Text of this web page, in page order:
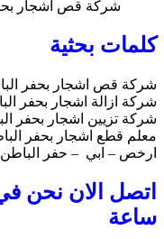
شركة قص اشجار
كلمات بحثية
شركة قص اشجار بحفر
شركة ازالة اشجار بحفر
شركة تزيين اشجار بحفر
معلم قطع اشجار بحفر
ارخص – ابي – حفر
ساعة